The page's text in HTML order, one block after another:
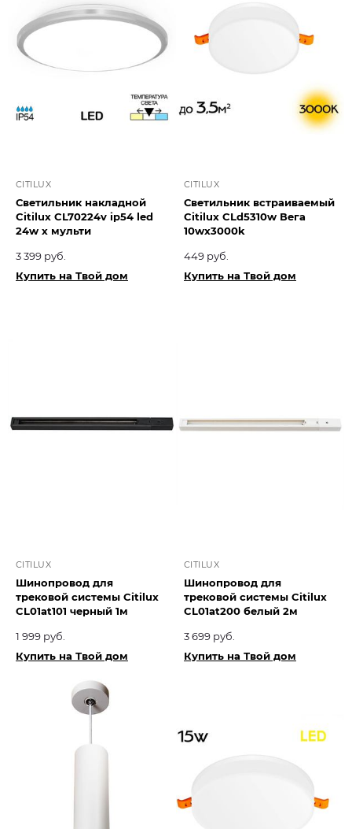
CITILUX
Светильник накладной
Citilux CL70224v ip54 led
24w х мульти
3 399 руб.
Купить на Твой дом
CITILUX
Светильник встраиваемый
Citilux CLd5310w Вега
10wx3000k
449 руб.
Купить на Твой дом
CITILUX
Шинопровод для
трековой системы Citilux
CL01at101 черный 1м
1 999 руб.
Купить на Твой дом
CITILUX
Шинопровод для
трековой системы Citilux
CL01at200 белый 2м
3 699 руб.
Купить на Твой дом